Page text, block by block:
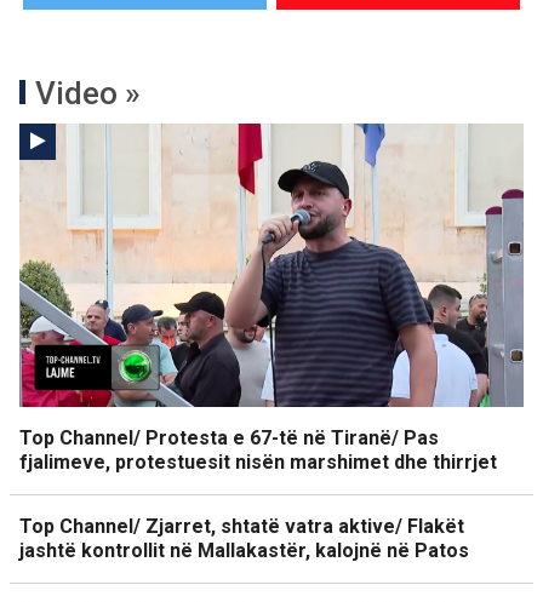
Video »
Top Channel/ Protesta e 67-të në Tiranë/ Pas
fjalimeve, protestuesit nisën marshimet dhe thirrjet
Top Channel/ Zjarret, shtatë vatra aktive/ Flakët
jashtë kontrollit në Mallakastër, kalojnë në Patos